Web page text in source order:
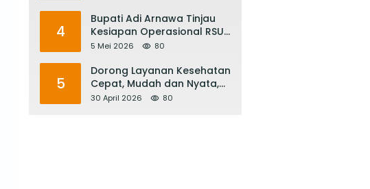
Mesin Ekonomi Bali
4
Bupati Adi Arnawa Tinjau
Kesiapan Operasional RSUD
Giri Asih, Harapkan Jadi RS
5 Mei 2026 80
5
Dorong Layanan Kesehatan
Cepat, Mudah dan Nyata,
Bupati Adi Arnawa Evaluasi
30 April 2026 80